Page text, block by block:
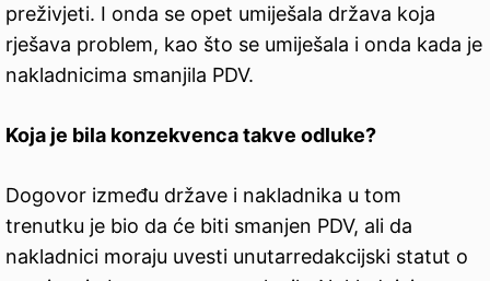
preživjeti. I onda se opet umiješala država koja
rješava problem, kao što se umiješala i onda kada je
nakladnicima smanjila PDV.
Koja je bila konzekvenca takve odluke?
Dogovor između države i nakladnika u tom
trenutku je bio da će biti smanjen PDV, ali da
nakladnici moraju uvesti unutarredakcijski statut o